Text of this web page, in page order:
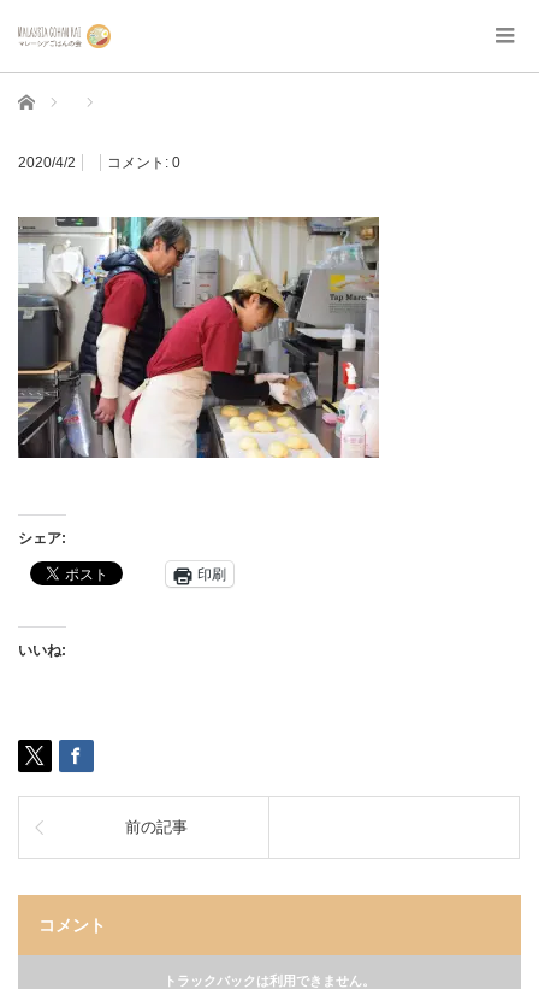
ホーム
2020/4/2 コメント: 0
シェア:
印刷
いいね:
前の記事
コメント
トラックバックは利用できません。